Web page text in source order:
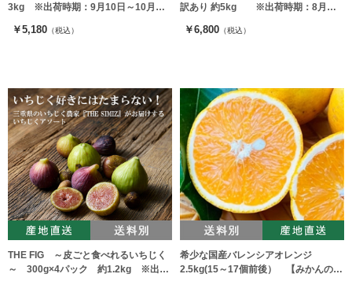
3kg ※出荷時期：9月10日～10月上
￥5,180 （税込）
訳あり 約5kg ※出荷時期：8月中
￥6,800 （税込）
THE FIG ～皮ごと食べれるいちじく
～ 300g×4パック 約1.2kg ※出荷
希少な国産バレンシアオレンジ
2.5kg(15～17個前後） 【みかんのみ